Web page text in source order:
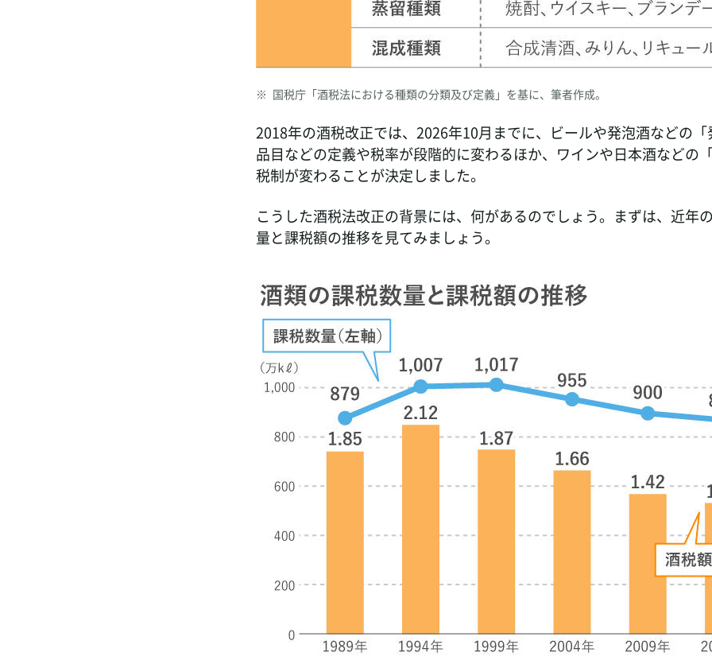
※ 国税庁「酒税法における種類の分類及び定義」を基に、筆者作成。
2018年の酒税改正では、2026年10月までに、ビールや発泡酒などの
品目などの定義や税率が段階的に変わるほか、ワインや日本酒などの
税制が変わることが決定しました。
こうした酒税法改正の背景には、何があるのでしょう。まずは、近年
量と課税額の推移を見てみましょう。